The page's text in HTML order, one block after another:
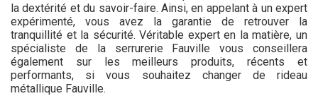
la dextérité et du savoir-faire. Ainsi, en appelant à un expert
expérimenté, vous avez la garantie de retrouver la
tranquillité et la sécurité. Véritable expert en la matière, un
spécialiste de la serrurerie Fauville vous conseillera
également sur les meilleurs produits, récents et
performants, si vous souhaitez changer de rideau
métallique Fauville.